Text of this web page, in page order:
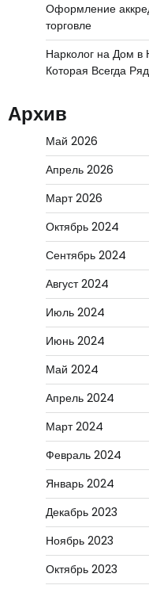
Оформление
торговле
Нарколог на Дом в
Которая Всегда
Архив
Май 2026
Апрель 2026
Март 2026
Октябрь 2024
Сентябрь 2024
Август 2024
Июль 2024
Июнь 2024
Май 2024
Апрель 2024
Март 2024
Февраль 2024
Январь 2024
Декабрь 2023
Ноябрь 2023
Октябрь 2023